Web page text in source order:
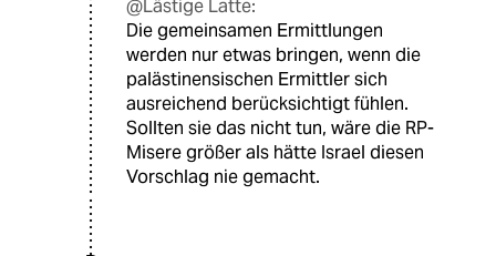
@Lästige Latte:
Die gemeinsamen Ermittlungen
werden nur etwas bringen, wenn die
palästinensischen Ermittler sich
ausreichend berücksichtigt fühlen.
Sollten sie das nicht tun, wäre die RP-
Misere größer als hätte Israel diesen
Vorschlag nie gemacht.